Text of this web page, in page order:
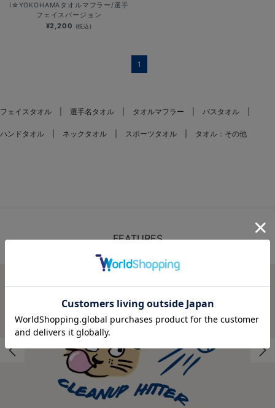
I☆YOKOHAMAタオルマフラー/選手
フェイスバージョン
¥2,200 (税込)
1
フェイスタオル 選手名タオル タオルマフラー バスタオル
ハンドタオル ネックタオル スポーツタオル タオル：その他
FEATURES